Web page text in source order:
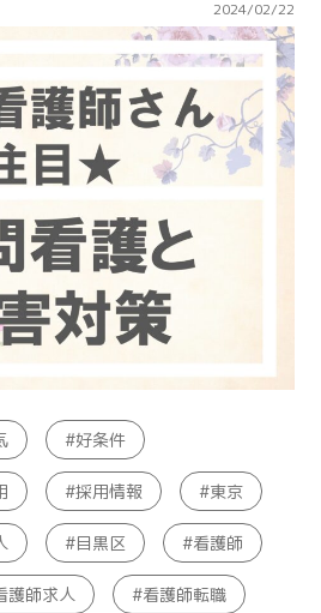
2024/02/22
好条件
採用情報 東京
目黒区 看護師
護師求人 看護師転職